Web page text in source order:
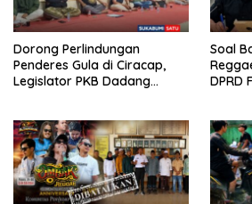
Dorong Perlindungan
Penderes Gula di Ciracap,
Legislator PKB Dadang
Ketenagakerjaan
Soal
DPRD